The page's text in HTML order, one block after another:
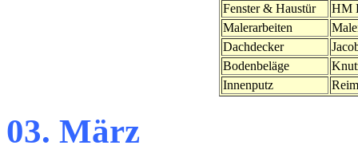
Fenster & Haustür
HM
Malerarbeiten
Dachdecker
Bodenbeläge
Innenputz
03. März